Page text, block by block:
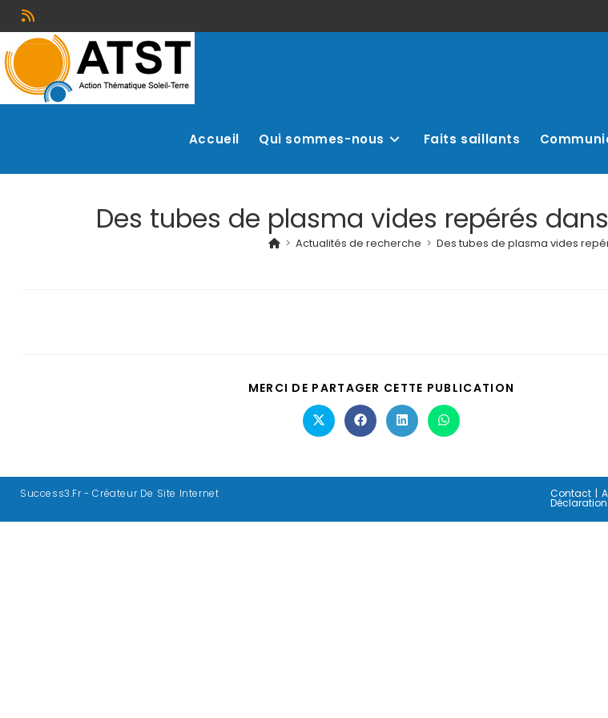
Accueil Qui sommes-nous Faits saillants
Des tubes de plasma vides repérés
> Actualités de recherche > Des tubes de plasma vides
MERCI DE PARTAGER CETTE PUBLICATION
Contact
Success3.fr - Créateur De Site Internet